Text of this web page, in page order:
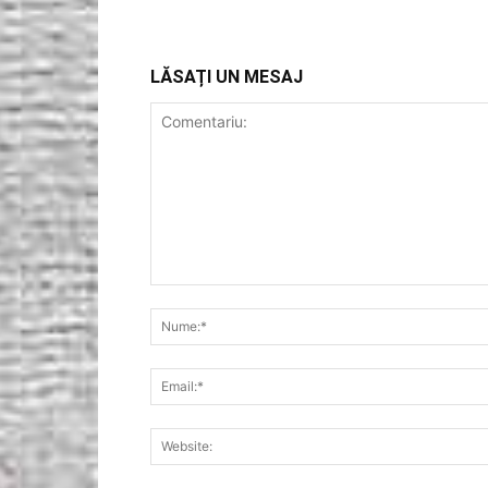
LĂSAȚI UN MESAJ